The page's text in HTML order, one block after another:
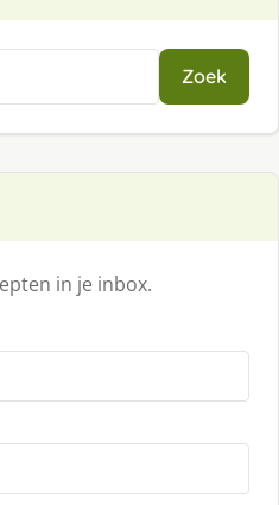
Zoek
in je inbox.